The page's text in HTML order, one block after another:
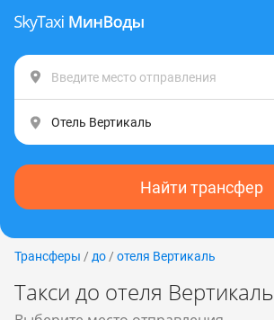
Найти трансфер
Трансферы / до / отеля Вертикаль
Такси до отеля Вертикаль